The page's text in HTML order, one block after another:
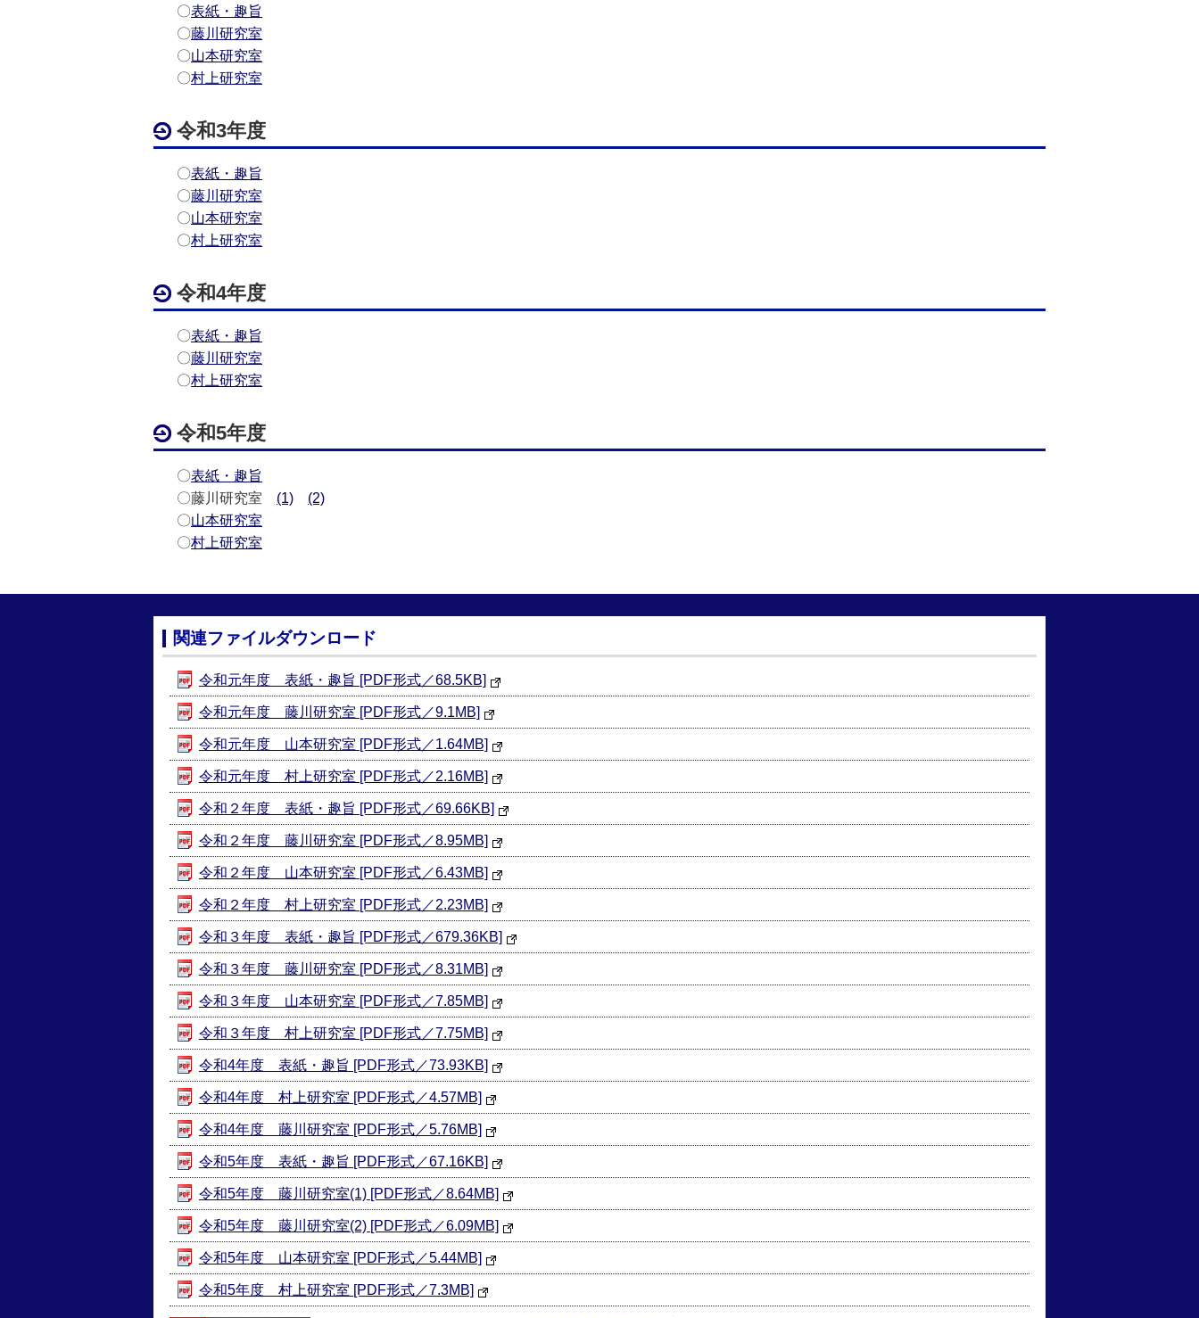
〇表紙・趣旨
〇藤川研究室
〇山本研究室
〇村上研究室
令和3年度
〇表紙・趣旨
〇藤川研究室
〇山本研究室
〇村上研究室
令和4年度
〇表紙・趣旨
〇藤川研究室
〇村上研究室
令和5年度
〇表紙・趣旨
〇藤川研究室 (1)
(2)
〇山本研究室
〇村上研究室
関連ファイルダウンロード
令和元年度 表紙・趣旨 [PDF形式／68.5KB]
令和元年度 藤川研究室 [PDF形式／9.1MB]
令和元年度 山本研究室 [PDF形式／1.64MB]
令和元年度 村上研究室 [PDF形式／2.16MB]
令和２年度 表紙・趣旨 [PDF形式／69.66KB]
令和２年度 藤川研究室 [PDF形式／8.95MB]
令和２年度 山本研究室 [PDF形式／6.43MB]
令和２年度 村上研究室 [PDF形式／2.23MB]
令和３年度 表紙・趣旨 [PDF形式／679.36KB]
令和３年度 藤川研究室 [PDF形式／8.31MB]
令和３年度 山本研究室 [PDF形式／7.85MB]
令和３年度 村上研究室 [PDF形式／7.75MB]
令和4年度 表紙・趣旨 [PDF形式／73.93KB]
令和4年度 村上研究室 [PDF形式／4.57MB]
令和4年度 藤川研究室 [PDF形式／5.76MB]
令和5年度 表紙・趣旨 [PDF形式／67.16KB]
令和5年度 藤川研究室(1) [PDF形式／8.64MB]
令和5年度 藤川研究室(2) [PDF形式／6.09MB]
令和5年度 山本研究室 [PDF形式／5.44MB]
令和5年度 村上研究室 [PDF形式／7.3MB]